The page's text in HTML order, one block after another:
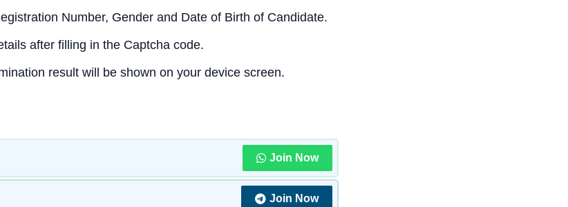
Number, Gender and Date of Birth of Candidate.
after filling in the Captcha code.
result will be shown on your device screen.
Join Now
Join Now